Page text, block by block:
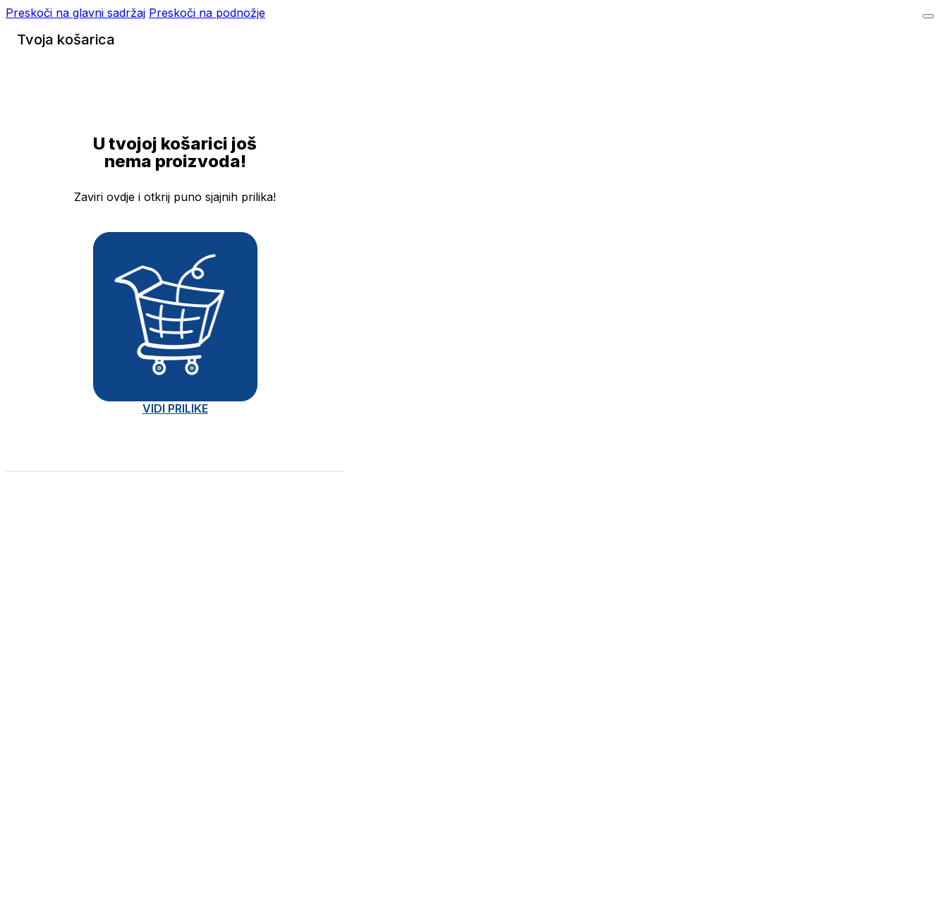
Preskoči na glavni sadržaj Preskoči na podnožje
Tvoja košarica
U tvojoj košarici još
nema proizvoda!
Zaviri ovdje i otkrij puno sjajnih prilika!
VIDI PRILIKE